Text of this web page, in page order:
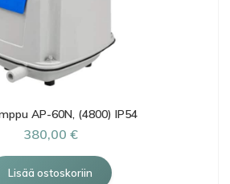
AP-60N, (4800) IP54
380,00 €